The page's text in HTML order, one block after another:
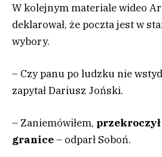
W kolejnym materiale wideo
deklarował, że poczta jest w
wybory.
– Czy panu po ludzku nie
zapytał Dariusz Joński.
– Zaniemówiłem,
granice– odparł Soboń.